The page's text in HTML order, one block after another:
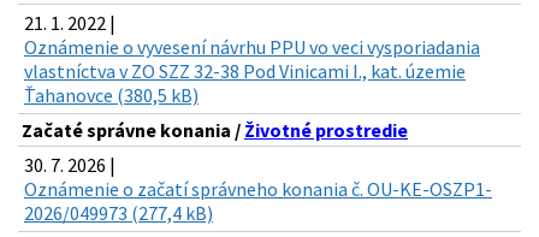
21. 1. 2022 |
Oznámenie o vyvesení návrhu PPU vo veci vysporiadania
vlastníctva v ZO SZZ 32-38 Pod Vinicami I., kat. územie
Ťahanovce (380,5 kB)
Začaté správne konania / Životné prostredie
30. 7. 2026 |
Oznámenie o začatí správneho konania č. OU-KE-OSZP1-
2026/049973 (277,4 kB)